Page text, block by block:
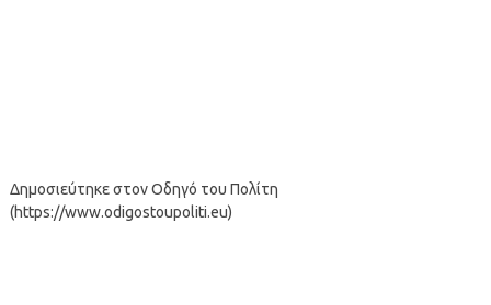
Δημοσιεύτηκε στον Οδηγό του Πολίτη
(https://www.odigostoupoliti.eu)